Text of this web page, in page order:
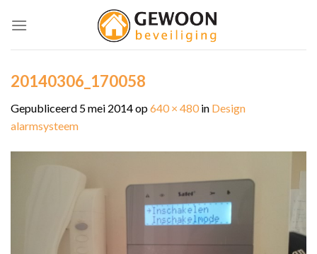
20140306_170058
Gepubliceerd 5 mei 2014op640 × 480in Design
alarmsysteem